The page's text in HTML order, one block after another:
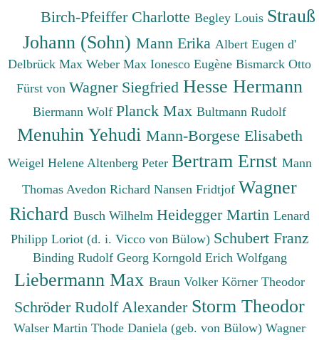
Birch-Pfeiffer CharlotteBegley Louis Strauß
Johann (Sohn) Mann Erika Albert Eugen d'
Delbrück Max Weber Max Ionesco Eugène Bismarck Otto
Fürst von Wagner Siegfried Hesse Hermann
Biermann Wolf Planck Max Bultmann Rudolf
Menuhin Yehudi Mann-Borgese Elisabeth
Weigel Helene Altenberg Peter Bertram Ernst Mann
Thomas Avedon Richard Nansen Fridtjof Wagner
Richard Busch Wilhelm Heidegger Martin Lenard
Philipp Loriot (d. i. Vicco von Bülow) Schubert Franz
Binding Rudolf Georg Korngold Erich Wolfgang
Liebermann Max Braun Volker Körner Theodor
Schröder Rudolf Alexander Storm Theodor
Walser Martin Thode Daniela (geb. von Bülow) Wagner